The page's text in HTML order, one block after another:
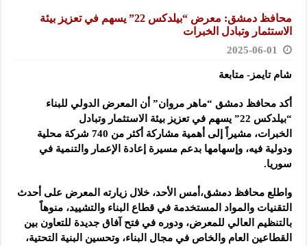
محافظ دمشق: معرض “بيلدكس 22” يسهم في تعزيز بيئة
الاستثمار وتبادل الخبرات
2025-06-01
شام تايمز- متابعة
أكد محافظ دمشق “ماهر مروان” أن المعرض الدولي للبناء
“بيلدكس 22” يسهم في تعزيز بيئة الاستثمار وتبادل
الخبرات،
مشيراً إلى أهمية مشاركة أكثر من 740 شركة محلية
ودولية فيه، وإسهامها بدعم مسيرة إعادة الإعمار والتنمية في
سوريا.
واطلع محافظ دمشق،أمس الأحد، خلال زيارته المعرض على أحدث
التقنيات والمواد المستخدمة في قطاع البناء والتشييد، منوهاً
بالتنظيم العالي للمعرض، ودوره في فتح آفاق جديدة للتعاون بين
القطاعين العام والخاص في مجال البناء، وتحسين البنية التحتية،